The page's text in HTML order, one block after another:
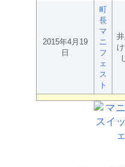
2015年4月19
日
町
長
マ
ニ
フ
ェ
ス
ト